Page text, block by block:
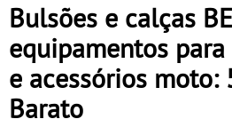
Bulsões e calças
equipamentos
e acessórios moto:
Barato